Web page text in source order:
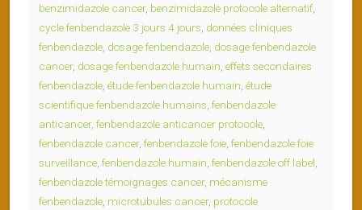
benzimidazole cancer, benzimidazole protocole alternatif
cycle fenbendazole 3 jours 4 jours données cliniques
fenbendazole dosage fenbendazole dosage fenbendazole
cancer, dosage fenbendazole humain effets secondaires
fenbendazole étude fenbendazole humain étude
scientifique fenbendazole humains fenbendazole
anticancer, fenbendazole anticancer protocole
fenbendazole cancer, fenbendazole foie fenbendazole foie
surveillance fenbendazole humain fenbendazole off label
fenbendazole témoignages cancer, mécanisme
fenbendazole microtubules cancer, protocole